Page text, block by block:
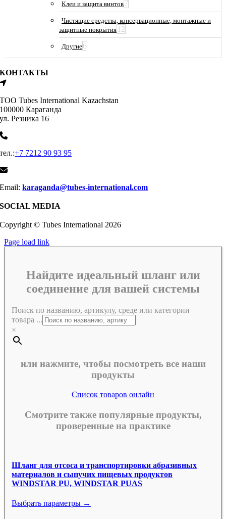
Клеи и защита винтов7
Чистящие средства, консервационные, монтажные и
защитные покрытия 12
Другие6
КОНТАКТЫ
ТОО Tubes International Kazachstan
100000 Караганда
ул. Резника 16
тел.:+7 7212 90 93 95
Email:karaganda@tubes-international.com
SOCIAL MEDIA
Copyright © Tubes International 2026
Page load link
Найдите идеальный шланг или
соединение для вашей системы
Поиск по названию, артикулу, среде или категории
товара ...
×
или нажмите, чтобы посмотреть все наши
продукты
Список товаров онлайн
Смотрите также популярные продукты,
проверенные на практике
Шланг для отсоса и транспортировки абразивных
материалов и сыпучих пищевых продуктов
WINDSTAR PU, WINDSTAR PUAS
Выбрать параметры →